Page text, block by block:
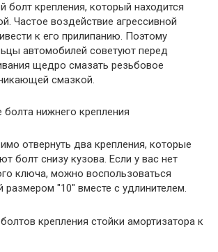
болт крепления, который находится
Частое воздействие агрессивной
к его прилипанию. Поэтому
автомобилей советуют перед
щедро смазать резьбовое
смазкой.
отвернуть два крепления, которые
болт снизу кузова. Если у вас нет
ключа, можно воспользоваться
размером "10" вместе с удлинителем.